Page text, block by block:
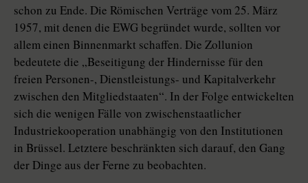
schon zu Ende. Die Römischen Verträge vom 25. März
1957, mit denen die EWG begründet wurde, sollten vor
allem einen Binnenmarkt schaffen. Die Zollunion
bedeutete die „Beseitigung der Hindernisse für den
freien Personen-, Dienstleistungs- und Kapitalverkehr
zwischen den Mitgliedstaaten“. In der Folge entwickelten
sich die wenigen Fälle von zwischenstaatlicher
Industriekooperation unabhängig von den Institutionen
in Brüssel. Letztere beschränkten sich darauf, den Gang
der Dinge aus der Ferne zu beobachten.